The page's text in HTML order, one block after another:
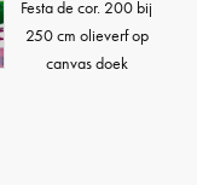
Festa de cor. 200 bij
250 cm olieverf op
canvas doek